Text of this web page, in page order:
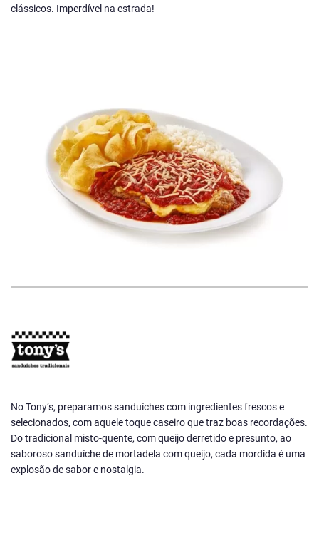
clássicos. Imperdível na estrada!
No Tony’s, preparamos sanduíches com ingredientes frescos e
selecionados, com aquele toque caseiro que traz boas recordações.
Do tradicional misto-quente, com queijo derretido e presunto, ao
saboroso sanduíche de mortadela com queijo, cada mordida é uma
explosão de sabor e nostalgia.